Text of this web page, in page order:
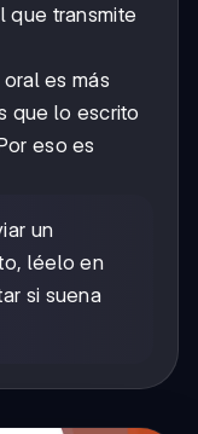
que transmite
es más
que lo escrito
eso es
un
léelo en
si suena